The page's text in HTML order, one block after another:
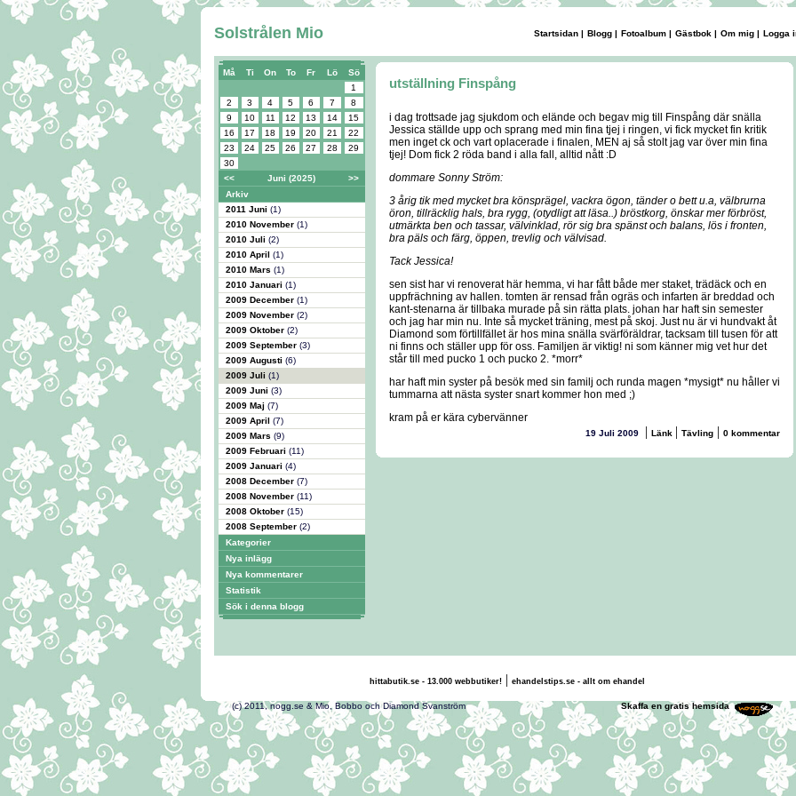
Solstrålen Mio Startsidan | Blogg | Fotoalbum | Gästbok | Om mig | Logga
Må Ti On To Fr Lö
Sö
1
2
3 4 5 6 7
8
9
10 11 12 13 14
15
16
17 18 19 20 21
22
23
24 25 26 27 28
29
30
<<
Juni (2025)
>>
Arkiv
2011 Juni (1)
2010 November (1)
2010 Juli (2)
2010 April (1)
2010 Mars (1)
2010 Januari (1)
2009 December (1)
2009 November (2)
2009 Oktober (2)
2009 September (3)
2009 Augusti (6)
2009 Juli (1)
2009 Juni (3)
2009 Maj (7)
2009 April (7)
2009 Mars (9)
2009 Februari (11)
2009 Januari (4)
2008 December (7)
2008 November (11)
2008 Oktober (15)
2008 September (2)
Kategorier
Nya inlägg
Nya kommentarer
Statistik
Sök i denna blogg
utställning Finspång
i dag trottsade jag sjukdom och elände och begav mig till Finspång där snälla
Jessica ställde upp och sprang med min fina tjej i ringen, vi fick mycket fin kritik
men inget ck och vart oplacerade i finalen, MEN aj så stolt jag var över min fina
tjej! Dom fick 2 röda band i alla fall, alltid nått :D
dommare Sonny Ström:
3 årig tik med mycket bra könsprägel, vackra ögon, tänder o bett u.a, välbrurna
öron, tillräcklig hals, bra rygg, (otydligt att läsa..) bröstkorg, önskar mer förbröst,
utmärkta ben och tassar, välvinklad, rör sig bra spänst och balans, lös i fronten,
bra päls och färg, öppen, trevlig och välvisad.
Tack Jessica!
sen sist har vi renoverat här hemma, vi har fått både mer staket, trädäck och en
uppfrächning av hallen. tomten är rensad från ogräs och infarten är breddad och
kant-stenarna är tillbaka murade på sin rätta plats. johan har haft sin semester
och jag har min nu. Inte så mycket träning, mest på skoj. Just nu är vi hundvakt åt
Diamond som förtillfället är hos mina snälla svärföräldrar, tacksam till tusen för att
ni finns och ställer upp för oss. Familjen är viktig! ni som känner mig vet hur det
står till med pucko 1 och pucko 2. *morr*
har haft min syster på besök med sin familj och runda magen *mysigt* nu håller vi
tummarna att nästa syster snart kommer hon med ;)
kram på er kära cybervänner
19 Juli 2009 | Länk | Tävling | 0 kommentar
hittabutik.se - 13.000 webbutiker!| ehandelstips.se - allt om ehandel
(c) 2011, nogg.se & Mio, Bobbo och Diamond Svanström Skaffa en gratis hemsida